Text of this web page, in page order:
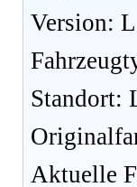
Version:
Standort:
Aktuelle